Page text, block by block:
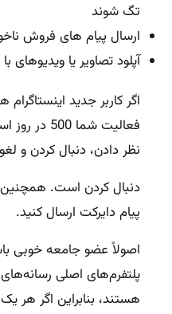
تگ شوند
ارسال پیام های فروش
آپلود تصاویر یا ویدیوهای
اگر کاربر جدید
فعالیت شما
نظر دادن، دنبال کردن و لغو
پیام دایرکت ارسال کنید.
اصولاً عضو جامعه خوبی
پلتفرم‌های اصلی
هستند، بنابراین اگر هر یک